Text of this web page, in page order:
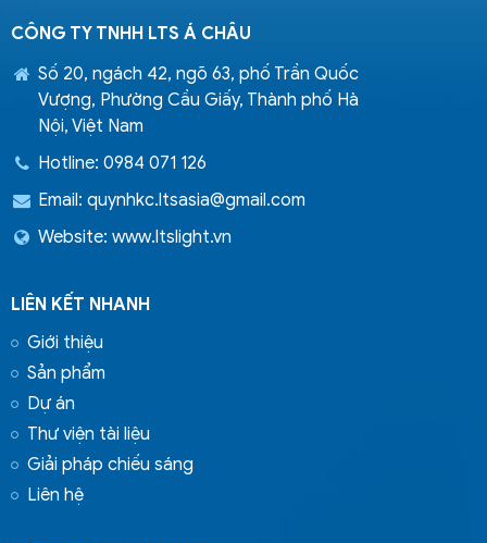
CÔNG TY TNHH LTS Á CHÂU
Số 20, ngách 42, ngõ 63, phố Trần Quốc
Vượng, Phường Cầu Giấy, Thành phố Hà
Nội, Việt Nam
Hotline: 0984 071 126
Email: quynhkc.ltsasia@gmail.com
Website: www.ltslight.vn
LIÊN KẾT NHANH
Giới thiệu
Sản phẩm
Dự án
Thư viện tài liệu
Giải pháp chiếu sáng
Liên hệ